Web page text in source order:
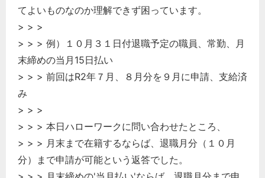
てよいものなのか理解できず困っています。
> > >
> > > 例）１０月３１日付退職予定の職員、常勤、月
末締めの当月15日払い
> > > 前回はR2年７月、８月分を９月に申請、支給済
み
> > >
> > > 本日ハローワークに問い合わせたところ、
> > > 月末まで在籍するならば、退職月分（１０月
分）まで申請が可能という返答でした。